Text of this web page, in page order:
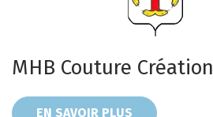
MHB Couture Création
EN SAVOIR PLUS